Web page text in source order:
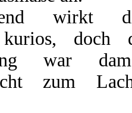
wirkt
doch
war
zum